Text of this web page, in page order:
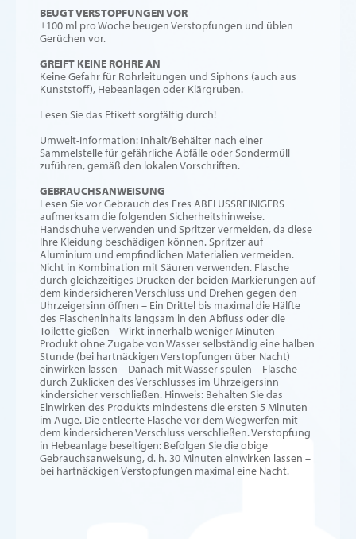
BEUGT VERSTOPFUNGEN VOR
±100 ml pro Woche beugen Verstopfungen und üblen
Gerüchen vor.
GREIFT KEINE ROHRE AN
Keine Gefahr für Rohrleitungen und Siphons (auch aus
Kunststoff), Hebeanlagen oder Klärgruben.
Lesen Sie das Etikett sorgfältig durch!
Umwelt-Information: Inhalt/Behälter nach einer
Sammelstelle für gefährliche Abfälle oder Sondermüll
zuführen, gemäß den lokalen Vorschriften.
GEBRAUCHSANWEISUNG
Lesen Sie vor Gebrauch des Eres ABFLUSSREINIGERS
aufmerksam die folgenden Sicherheitshinweise.
Handschuhe verwenden und Spritzer vermeiden, da diese
Ihre Kleidung beschädigen können. Spritzer auf
Aluminium und empfindlichen Materialien vermeiden.
Nicht in Kombination mit Säuren verwenden. Flasche
durch gleichzeitiges Drücken der beiden Markierungen auf
dem kindersicheren Verschluss und Drehen gegen den
Uhrzeigersinn öffnen – Ein Drittel bis maximal die Hälfte
des Flascheninhalts langsam in den Abfluss oder die
Toilette gießen – Wirkt innerhalb weniger Minuten –
Produkt ohne Zugabe von Wasser selbständig eine halben
Stunde (bei hartnäckigen Verstopfungen über Nacht)
einwirken lassen – Danach mit Wasser spülen – Flasche
durch Zuklicken des Verschlusses im Uhrzeigersinn
kindersicher verschließen. Hinweis: Behalten Sie das
Einwirken des Produkts mindestens die ersten 5 Minuten
im Auge. Die entleerte Flasche vor dem Wegwerfen mit
dem kindersicheren Verschluss verschließen. Verstopfung
in Hebeanlage beseitigen: Befolgen Sie die obige
Gebrauchsanweisung, d. h. 30 Minuten einwirken lassen –
bei hartnäckigen Verstopfungen maximal eine Nacht.